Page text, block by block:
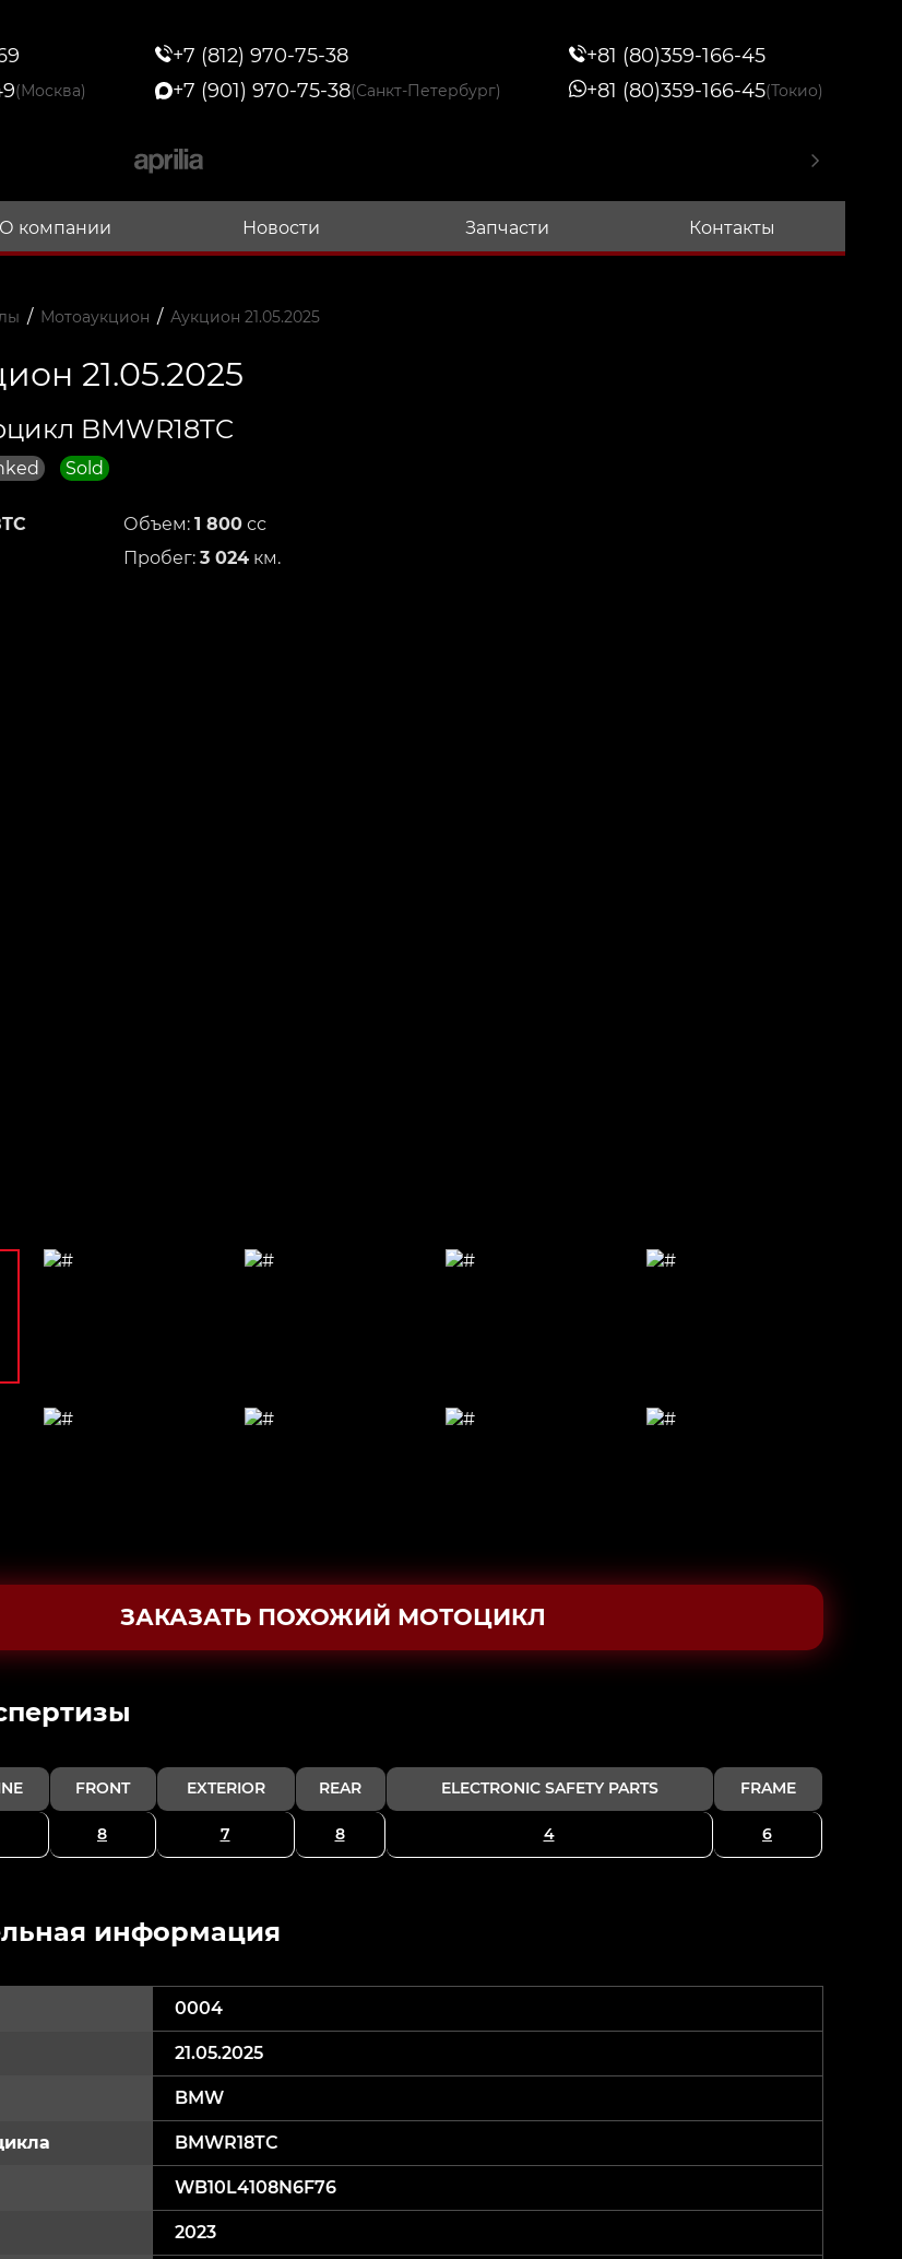
(Москва)
+7 (812) 970-75-38
+7 (901) 970-75-38(Санкт-Петербург)
+81 (80)359-166-45
+81 (80)359-166-45(Токио)
О компании Новости Запчасти Контакты
/ Мотоаукцион / Аукцион 21.05.2025
21.05.2025
BMWR18TC
Sold
Объем: 1 800 сс
Пробег: 3 024 км.
ЗАКАЗАТЬ ПОХОЖИЙ МОТОЦИКЛ
FRONT EXTERIOR REAR ELECTRONIC SAFETY PARTS FRAME
8 7 8 4 6
информация
0004
21.05.2025
BMW
BMWR18TC
WB10L4108N6F76
2023